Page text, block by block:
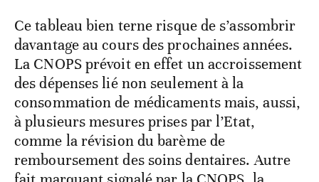
Ce tableau bien terne risque de s’assombrir
davantage au cours des prochaines années.
La CNOPS prévoit en effet un accroissement
des dépenses lié non seulement à la
consommation de médicaments mais, aussi,
à plusieurs mesures prises par l’Etat,
comme la révision du barème de
remboursement des soins dentaires. Autre